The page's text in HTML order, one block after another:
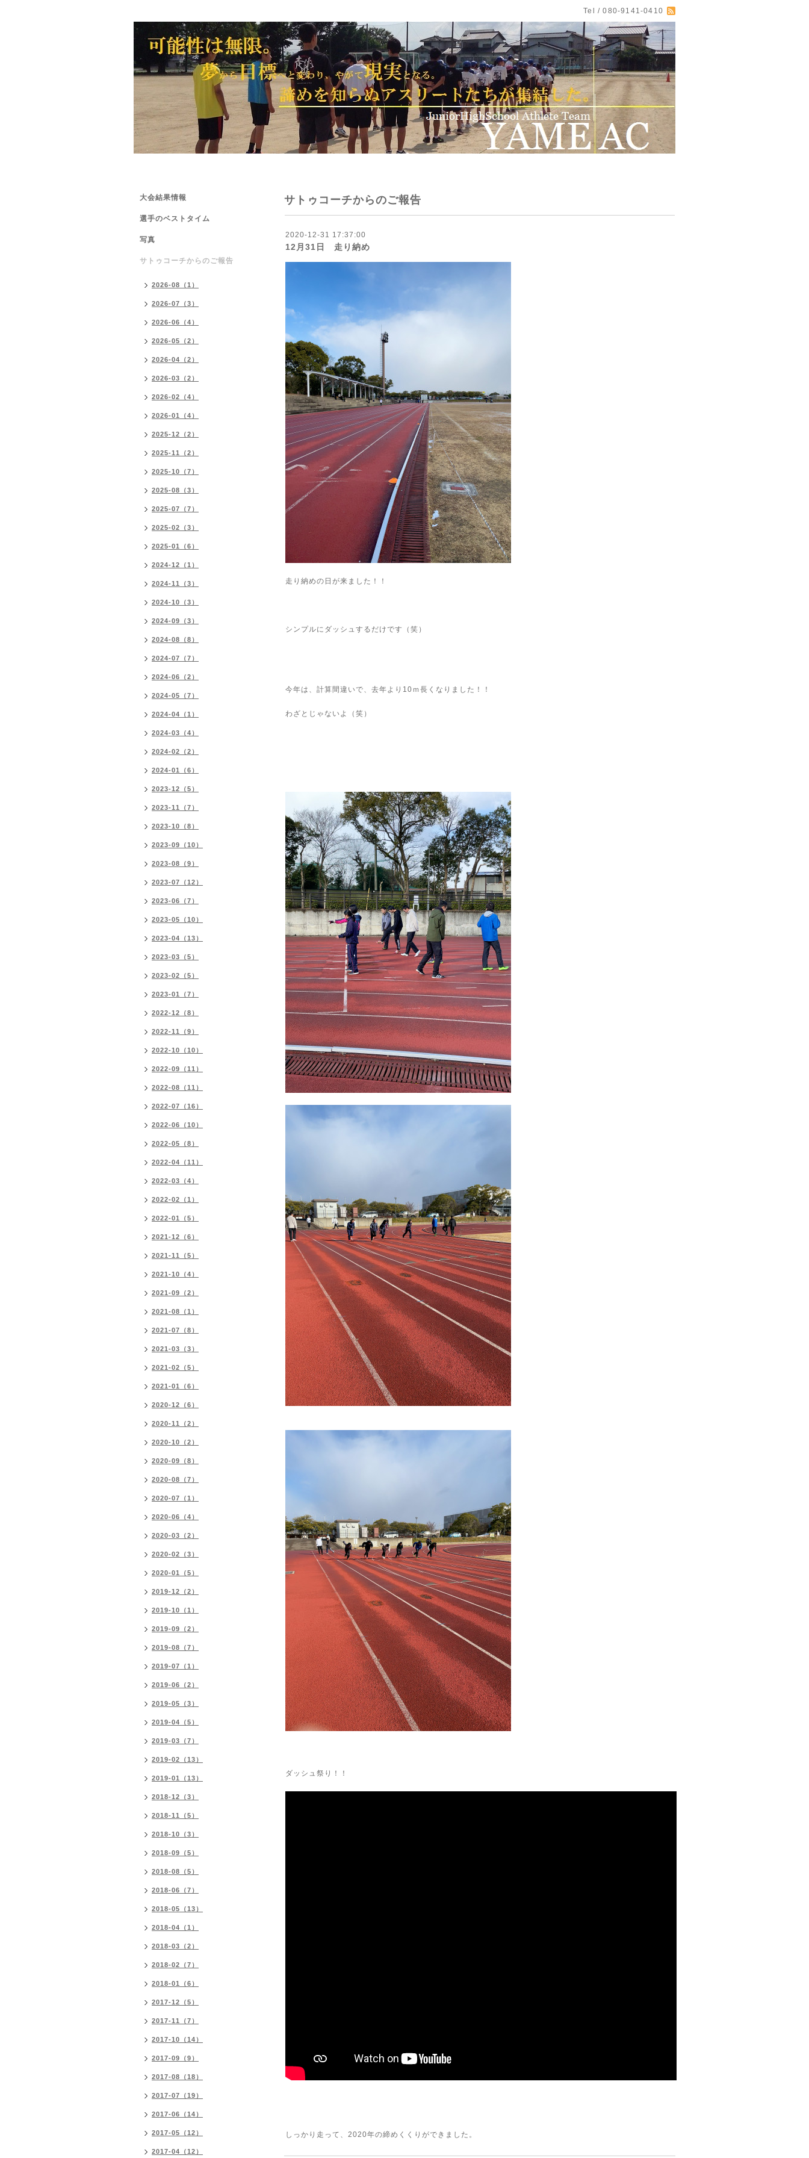
Tel / 080-9141-0410
サトゥコーチからのご報告
2020-12-31 17:37:00
12月31日 走り納め
走り納めの日が来ました！！
シンプルにダッシュするだけです（笑）
今年は、計算間違いで、去年より10ｍ長くなりました！！
わざとじゃないよ（笑）
ダッシュ祭り！！
しっかり走って、2020年の締めくくりができました。
大会結果情報
選手のベストタイム
写真
サトゥコーチからのご報告
2026-08（1）
2026-07（3）
2026-06（4）
2026-05（2）
2026-04（2）
2026-03（2）
2026-02（4）
2026-01（4）
2025-12（2）
2025-11（2）
2025-10（7）
2025-08（3）
2025-07（7）
2025-02（3）
2025-01（6）
2024-12（1）
2024-11（3）
2024-10（3）
2024-09（3）
2024-08（8）
2024-07（7）
2024-06（2）
2024-05（7）
2024-04（1）
2024-03（4）
2024-02（2）
2024-01（6）
2023-12（5）
2023-11（7）
2023-10（8）
2023-09（10）
2023-08（9）
2023-07（12）
2023-06（7）
2023-05（10）
2023-04（13）
2023-03（5）
2023-02（5）
2023-01（7）
2022-12（8）
2022-11（9）
2022-10（10）
2022-09（11）
2022-08（11）
2022-07（16）
2022-06（10）
2022-05（8）
2022-04（11）
2022-03（4）
2022-02（1）
2022-01（5）
2021-12（6）
2021-11（5）
2021-10（4）
2021-09（2）
2021-08（1）
2021-07（8）
2021-03（3）
2021-02（5）
2021-01（6）
2020-12（6）
2020-11（2）
2020-10（2）
2020-09（8）
2020-08（7）
2020-07（1）
2020-06（4）
2020-03（2）
2020-02（3）
2020-01（5）
2019-12（2）
2019-10（1）
2019-09（2）
2019-08（7）
2019-07（1）
2019-06（2）
2019-05（3）
2019-04（5）
2019-03（7）
2019-02（13）
2019-01（13）
2018-12（3）
2018-11（5）
2018-10（3）
2018-09（5）
2018-08（5）
2018-06（7）
2018-05（13）
2018-04（1）
2018-03（2）
2018-02（7）
2018-01（6）
2017-12（5）
2017-11（7）
2017-10（14）
2017-09（9）
2017-08（18）
2017-07（19）
2017-06（14）
2017-05（12）
2017-04（12）